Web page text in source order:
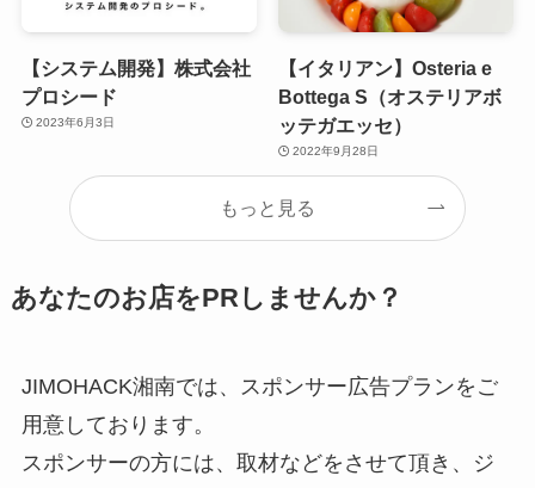
【システム開発】株式会社
プロシード
2023年6月3日
【イタリアン】Osteria e
Bottega S（オステリアボ
ッテガエッセ）
2022年9月28日
もっと見る
あなたのお店をPRしませんか？
JIMOHACK湘南では、スポンサー広告プランをご
用意しております。
スポンサーの方には、取材などをさせて頂き、ジ